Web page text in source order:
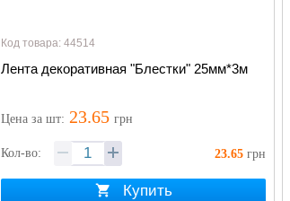
Код товара: 44514
Лента декоративная "Блестки" 25мм*3м
Ценаза шт: 23.65 грн
Кол-во: 23.65 грн
Купить